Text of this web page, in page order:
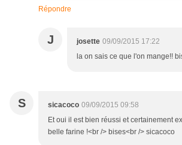
Répondre
J josette 09/09/2015 17:22
la on sais ce que l'on mange!!
S sicacoco 09/09/2015 09:58
Et oui il est bien réussi et certainement
belle farine !<br /> bises<br /> sicacoco